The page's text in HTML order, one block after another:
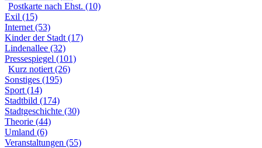
Postkarte nach Ehst. (10)
Exil (15)
Internet (53)
Kinder der Stadt (17)
Lindenallee (32)
Pressespiegel (101)
Kurz notiert (26)
Sonstiges (195)
Sport (14)
Stadtbild (174)
Stadtgeschichte (30)
Theorie (44)
Umland (6)
Veranstaltungen (55)